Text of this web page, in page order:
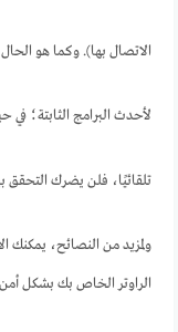
الاتصال بها). وكما هو
لأحدث البرامج الثابتة؛ في
تلقائيًا، فلن يضرك
ولمزيد من النصائح، يمكنك
الراوتر الخاص بك بشكل